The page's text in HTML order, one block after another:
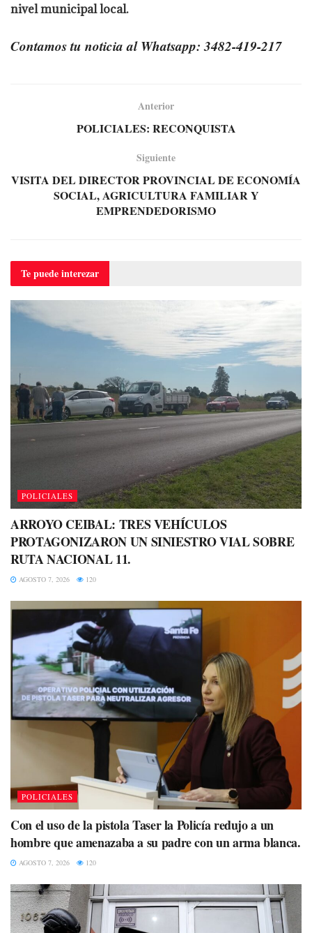
nivel municipal local.
Contamos tu noticia al Whatsapp: 3482-419-217
Anterior
POLICIALES: RECONQUISTA
Siguiente
VISITA DEL DIRECTOR PROVINCIAL DE ECONOMÍA
SOCIAL, AGRICULTURA FAMILIAR Y
EMPRENDEDORISMO
Te puedeinterezar
POLICIALES
ARROYO CEIBAL: TRES VEHÍCULOS
PROTAGONIZARON UN SINIESTRO VIAL SOBRE
RUTA NACIONAL 11.
AGOSTO 7, 2026 120
POLICIALES
Con el uso de la pistola Taser la Policía redujo a un
hombre que amenazaba a su padre con un arma blanca.
AGOSTO 7, 2026 120